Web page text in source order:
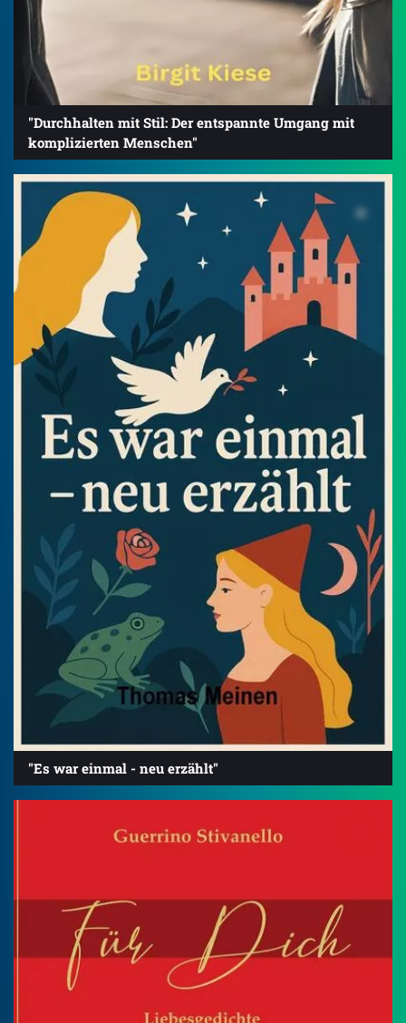
"Durchhalten mit Stil: Der entspannte Umgang mit
komplizierten Menschen"
"Es war einmal - neu erzählt"